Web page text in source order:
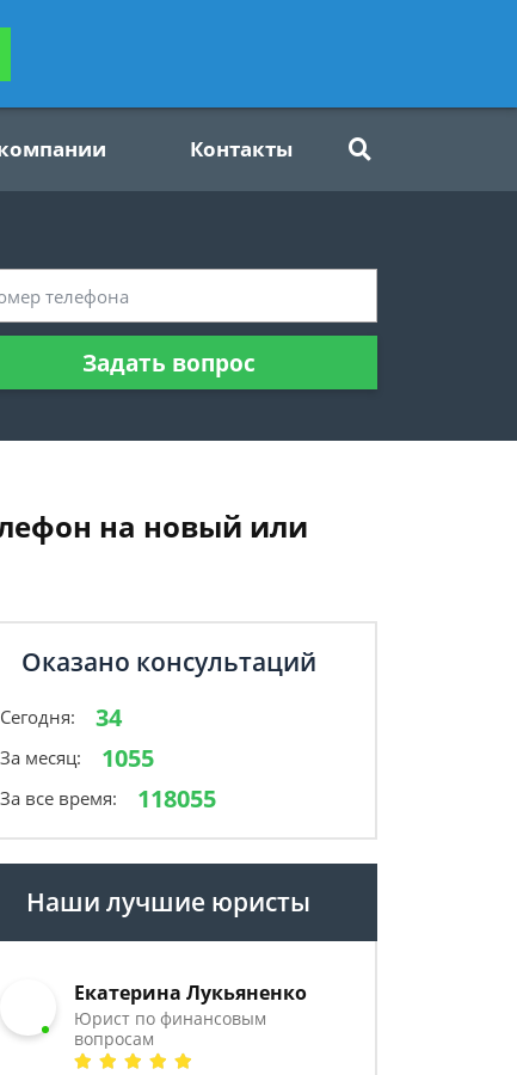
Контакты
Задать вопрос
на новый или
Оказано консультаций
Сегодня: 34
За месяц: 1055
За все время: 118055
Наши лучшие юристы
Екатерина Лукьяненко
Юрист по финансовым
вопросам